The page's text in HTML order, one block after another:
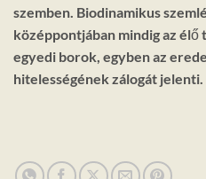
szemben. Biodinamikus
középpontjában mindig az élő
egyedi borok, egyben az
hitelességének zálogát jelenti.